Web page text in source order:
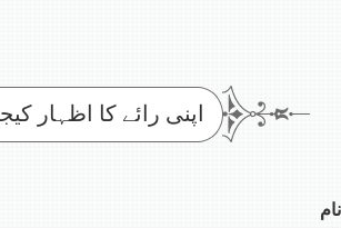
اپنی رائے کا اظہار
نام